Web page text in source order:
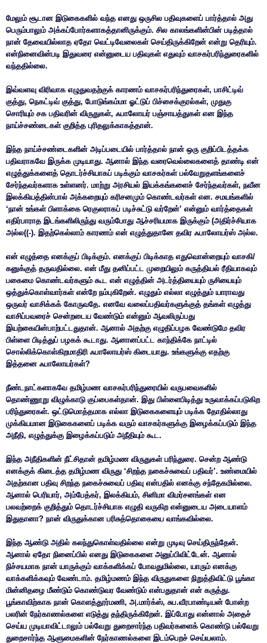
மேலும் சூடான இடுகைகளில் வந்த எனது ஒருசில பதிவுகளைப் பார்த்தால் அது
பெரும்பாலும் அக்கப்போர்களாகத்தானிருக்கும். சில காலங்களின்பின் படித்தால்
நான் தேவையில்லாத ஏதோ வெட்டிவேலைகள் செய்திருக்கிறேன் என்று தெரியும்.
என்நினைவின்படி இதுவரை என்னுடைய பதிவுகள் எதுவும் வாசகர்பரிந்துரைகளில்
வந்ததில்லை.
இவ்வளவு விரிவாக எழுதுவதற்குக் காரணம் வாசகர்பரிந்துரைகள், பாசிட்டிவ்
குத்து, நெகட்டிவ் குத்து, போடுங்கம்மா ஓட்டுப் பிச்சைக்குரல்கள், முதுகு
சொரியும் சக பதிவரின் விருதுகள், ஃபாலோயர் பஞ்சாயத்துகள் என இந்த
நாய்ச்சண்டைகள் குறித்த புரிதலுக்காகத்தான்.
இந்த நாய்ச்சண்டைகளின் அடிப்படையில் பார்த்தால் நான் ஒரு குறிப்பிடத்தக்க
பதிவராகவே இருக்க முடியாது. ஆனால் இந்த வரைவெல்லைகளைத் தாண்டி என்
எழுத்துக்களைத் தொடர்ச்சியாகப் படிக்கும் வாசகர்கள் பல்வேறுதளங்களைச்
சேர்ந்தவர்களாக உள்ளனர். மாற்று அரசியல் இயக்கங்களைச் சேர்ந்தவர்கள், நவீன
இலக்கியத்தின்பால் அக்கறையும் கரிசனமும் கொண்டவர்கள் என. சமயங்களில்
‘நான் உங்கள் பிளாக்கை ரெகுலராகப் படிச்சுட்டு வர்றேன்’ என்னும் வார்த்தைகள்
எதிர்பாராத இடங்களிலிருந்து வரும்போது ஆச்சரியமாக இருக்கும் (அதிர்ச்சியாக
அல்ல((-). இதற்கெல்லாம் காரணம் என் எழுத்துதானே தவிர ஃபாலோயர்ஸ் அல்ல.
என் எழுத்தை எனக்குப் பிடிக்கும். எனக்குப் பிடிக்காத எதுவொன்றையும் வாசகி/
கனுக்குத் தருவதில்லை. என் மீது தனிப்பட்ட முறையிலும் கருத்தியல் ரீதியாகவும்
பகைமை கொண்டவர்களும் கூட என் எழுத்தின் அடர்த்தியையும் ருசியையும்
ஒத்துக்கொள்வார்கள் என்றே நம்புகிறேன். எழுதும் எல்லா எழுத்தும் யாராவது
ஒருவர் வாசிக்கக் கோருவதே. எனவே வலைப்பதிவர்களுக்குத் தங்கள் எழுத்து
வாசிப்பவரைச் சென்றடைய வேண்டும் என்னும் ஆவலிருப்பது
இயற்கையின்பாற்பட்டதுதான். ஆனால் அதற்கு எழுதிப்பழக வேண்டுமே தவிர
பிள்ளை பிடித்துப் பழகக் கூடாது. ஆனானப்பட்ட காந்திக்கே நாட்டில்
சொல்லிக்கொள்கிறமாதிரி ஃபாலோயர்ஸ் கிடையாது. உங்களுக்கு எதற்கு
இத்தனை ஃபாலோயர்கள்?
நீண்டநாட்களாகவே தமிழ்மண வாசகர்பரிந்துரையில் வருபவைகளில்
தொண்ணூறு விழுக்காடு குப்பைகள்தான். இது பிள்ளைபிடித்து உருவாக்கப்படுகிற
பரிந்துரைகள். ஒட்டுமொத்தமாக எல்லா இடுகைகளையும் படிக்க தோதில்லாது
முக்கியமான இடுகைகளைப் படிக்க வரும் வாசகர்களுக்கு இழைக்கப்படும் இந்த
அநீதி, எழுத்துக்கு இழைக்கப்படும் அநீதியும் கூட.
இந்த அநீதிகளின் நீட்சிதான் தமிழ்மண விருதுகள் பரிந்துரை. சென்ற ஆண்டு
எனக்குக் கிடைத்த தமிழ்மண விருது ‘சிறந்த நகைச்சுவைப் பதிவர்’. உண்மையில்
அதற்கான பதிவு சிறந்த நகைச்சுவைப் பதிவு என்பதில் எனக்கு சந்தேகமில்லை.
ஆனால் பெரியார், அம்பேத்கர், இலக்கியம், சினிமா விமர்சனங்கள் என
பலவற்றைக் குறித்தும் தொடர்ச்சியாக எழுதி வருகிற என்னுடைய அடையாளம்
இதுதானா? நான் விருதுக்கான பரிசுத்தொகையை வாங்கவில்லை.
இந்த ஆண்டு அதில் கலந்துகொள்வதில்லை என்று முடிவு செய்திருந்தேன்.
ஆனால் ஏதோ நினைப்பில் எனது இடுகைகளை அனுப்பிவிட்டேன். ஆனால்
நிச்சயமாக நான் யாருக்கும் வாக்களிக்கப் போவதுமில்லை, யாரும் எனக்கு
வாக்களிக்கவும் வேண்டாம். தமிழ்மணம் இந்த விருதுகளை நிறுத்திவிட்டு பூங்கா
மின்னிதழை மீண்டும் கொண்டுவர வேண்டும் என்பதுதான் என் கருத்து.
பூங்காவிற்காக நான் கொளத்தூர்மணி, அ.மார்க்ஸ், சுப.வீரபாண்டியன் போன்ற
பலரின் நேர்காணல்களை எடுத்து தந்திருக்கிறேன். இப்போது என்னால் அதைச்
செய்ய முடியாவிட்டாலும் பல்வேறு துறைசார்ந்த பதிவர்களைக் கொண்டு பல்வேறு
துறைசார்ந்த ஆளுமைகளின் நேர்காணல்களை இடம்பெறச் செய்யலாம்.